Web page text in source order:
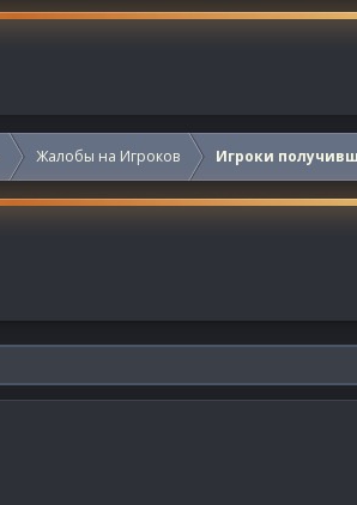
Жалобы на Игроков Игроки